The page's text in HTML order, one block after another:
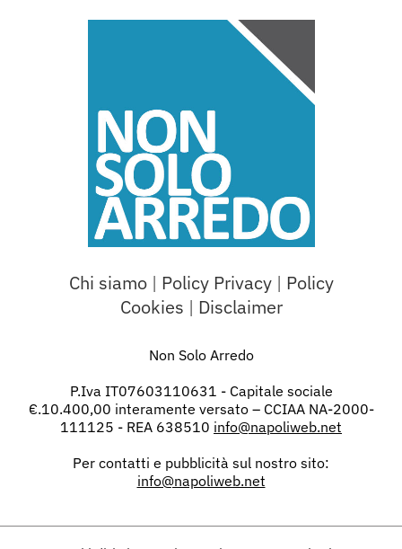
Chi siamo| Policy Privacy| Policy
Cookies | Disclaimer
Non Solo Arredo
P.Iva IT07603110631 - Capitale sociale
€.10.400,00 interamente versato – CCIAA NA-2000-
111125 - REA 638510 info@napoliweb.net
Per contatti e pubblicità sul nostro sito:
info@napoliweb.net